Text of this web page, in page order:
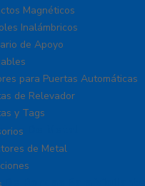
Magnéticos
Inalámbricos
de Apoyo
para Puertas Automáticas
de Relevador
y Tags
De Metal
de Metal
Rondas Para Vigilantes